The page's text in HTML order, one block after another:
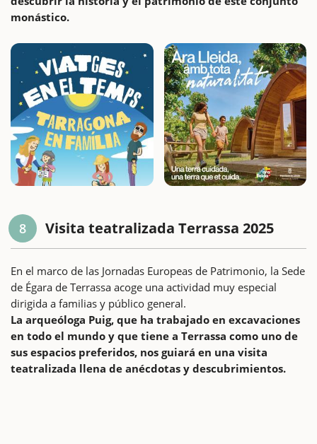
monástico.
8 Visita teatralizada Terrassa 2025
En el marco de las Jornadas Europeas de Patrimonio, la Sede
de Égara de Terrassa acoge una actividad muy especial
dirigida a familias y público general.
La arqueóloga Puig, que ha trabajado en excavaciones
en todo el mundo y que tiene a Terrassa como uno de
sus espacios preferidos, nos guiará en una visita
teatralizada llena de anécdotas y descubrimientos.